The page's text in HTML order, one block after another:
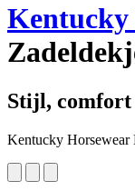
Kentucky
Stijl, comfort
Kentucky Horsewear